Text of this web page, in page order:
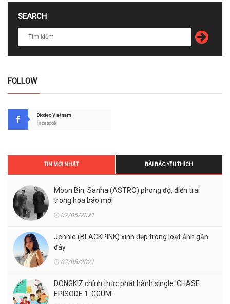
SEARCH
FOLLOW
Diodeo Vietnam
Facebook
TIN MỚI NHẤT BÀI BÁO YÊU THÍCH
Moon Bin, Sanha (ASTRO) phong độ, điển trai
trong họa báo mới
07/05/2021
Jennie (BLACKPINK) xinh đẹp trong loạt ảnh gần
đây
07/05/2021
DONGKIZ chính thức phát hành single 'CHASE
EPISODE 1. GGUM'